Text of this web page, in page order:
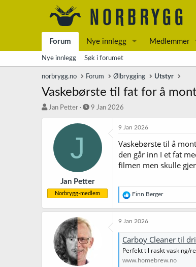
Forum Nye innlegg Medlemmer
Nye innlegg Søk i forumet
norbrygg.no Forum Ølbrygging Utstyr
Vaskebørste til fat for å
T
e
r
Jan Petter
S
a
o
9 Jan 2026
J
Jan Petter
Norbrygg-medlem
9 Jan 2026
Vaskebørste til å
den går inn I et fat
filmen men skulle
R
e
a
o
n
e
Finn Berger
9 Jan 2026
Carboy Cleaner til
Perfekt til raskt vasking/
www.homebrew.no